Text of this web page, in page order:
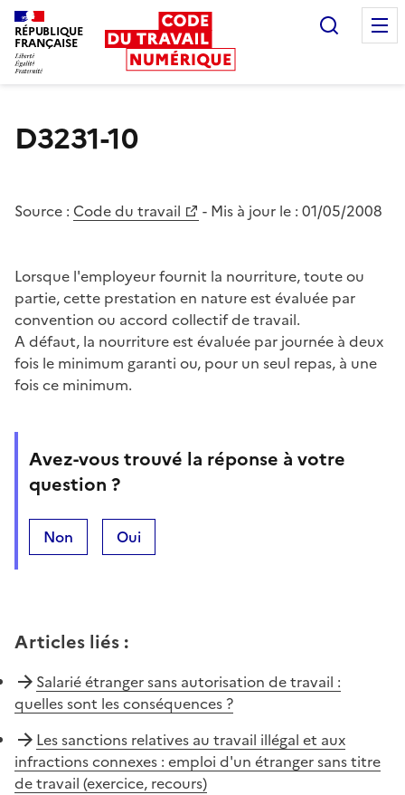
RÉPUBLIQUE
FRANÇAISE
D3231-10
Source : Code du travail - Mis à jour le : 01/05/2008
Lorsque l'employeur fournit la nourriture, toute ou
partie, cette prestation en nature est évaluée par
convention ou accord collectif de travail.
A défaut, la nourriture est évaluée par journée à deux
fois le minimum garanti ou, pour un seul repas, à une
fois ce minimum.
Avez-vous trouvé la réponse à votre
question ?
Non Oui
Articles liés :
Salarié étranger sans autorisation de travail :
quelles sont les conséquences ?
Les sanctions relatives au travail illégal et aux
infractions connexes : emploi d'un étranger sans titre
de travail (exercice, recours)